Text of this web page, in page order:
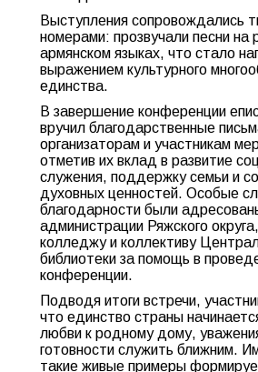
Выступления сопровождались
номерами: прозвучали песни на
армянском языках, что стало
выражением культурного
единства.
В завершение конференции
вручил благодарственные
организаторам и участникам
отметив их вклад в развитие
служения, поддержку семьи и
духовных ценностей. Особые
благодарности были
администрации Ряжского
колледжу и коллективу
библиотеки за помощь в
конференции.
Подводя итоги встречи,
что единство страны
любви к родному дому,
готовности служить ближним.
такие живые примеры